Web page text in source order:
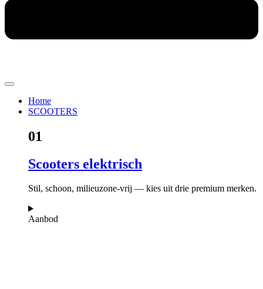
Home
SCOOTERS
01
Scooters elektrisch
Stil, schoon, milieuzone-vrij — kies uit drie premium merken.
Aanbod